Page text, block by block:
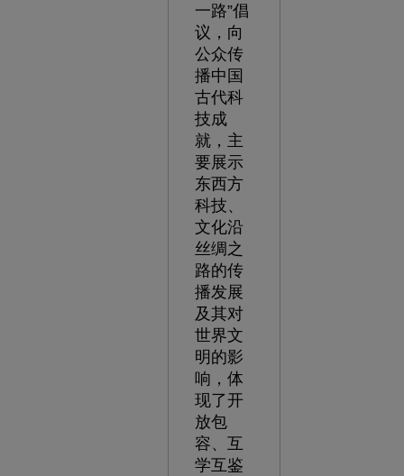
一路”倡
议，向
公众传
播中国
古代科
技成
就，主
要展示
东西方
科技、
文化沿
丝绸之
路的传
播发展
及其对
世界文
明的影
响，体
现了开
放包
容、互
学互鉴